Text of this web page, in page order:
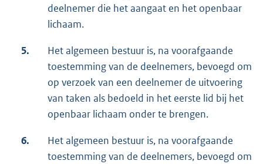
deelnemer die het aangaat en het openbaar
lichaam.
5.
Het algemeen bestuur is, na voorafgaande
toestemming van de deelnemers, bevoegd om
op verzoek van een deelnemer de uitvoering
van taken als bedoeld in het eerste lid bij het
openbaar lichaam onder te brengen.
6.
Het algemeen bestuur is, na voorafgaande
toestemming van de deelnemers, bevoegd om